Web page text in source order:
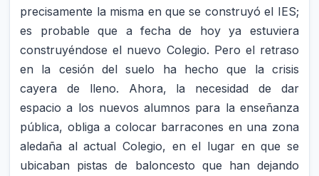
precisamente la misma en que se construyó el IES;
es probable que a fecha de hoy ya estuviera
construyéndose el nuevo Colegio. Pero el retraso
en la cesión del suelo ha hecho que la crisis
cayera de lleno. Ahora, la necesidad de dar
espacio a los nuevos alumnos para la enseñanza
pública, obliga a colocar barracones en una zona
aledaña al actual Colegio, en el lugar en que se
ubicaban pistas de baloncesto que han dejando